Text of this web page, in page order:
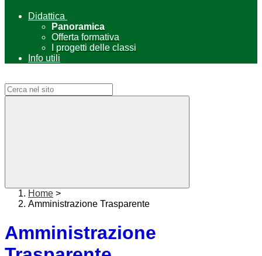
Didattica
Panoramica
Offerta formativa
I progetti delle classi
Info utili
Home >
Amministrazione Trasparente
Amministrazione